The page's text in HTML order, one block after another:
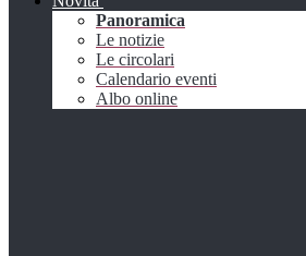
Panoramica
Le notizie
Le circolari
Calendario eventi
Albo online